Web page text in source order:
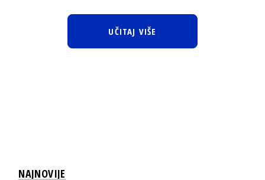
UČITAJ VIŠE
NAJNOVIJE